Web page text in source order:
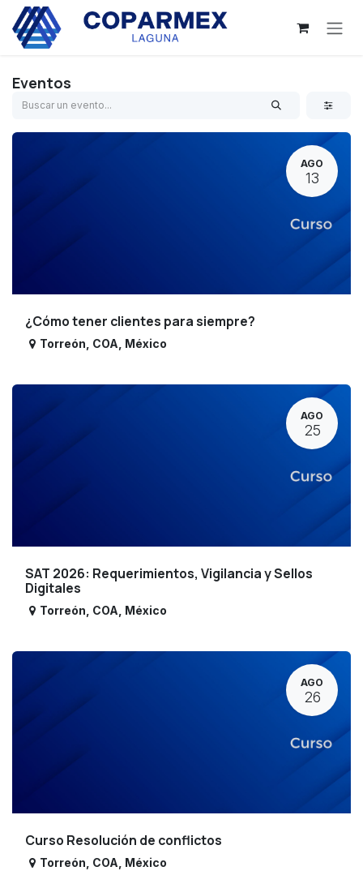
Ir al contenido
Eventos
AGO
13
¿Cómo tener clientes para siempre?
Torreón COA México
AGO
25
SAT 2026: Requerimientos, Vigilancia y Sellos
Digitales
Torreón COA México
AGO
26
Curso Resolución de conflictos
Torreón COA México